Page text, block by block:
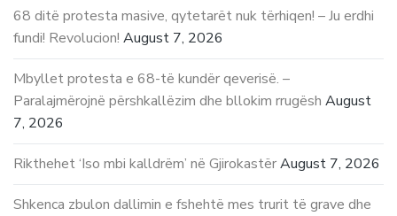
68 ditë protesta masive, qytetarët nuk tërhiqen! – Ju erdhi
fundi! Revolucion! August 7, 2026
Mbyllet protesta e 68-të kundër qeverisë. –
Paralajmërojnë përshkallëzim dhe bllokim rrugësh August
7, 2026
Rikthehet ‘Iso mbi kalldrëm’ në GjirokastërAugust 7, 2026
Shkenca zbulon dallimin e fshehtë mes trurit të grave dhe